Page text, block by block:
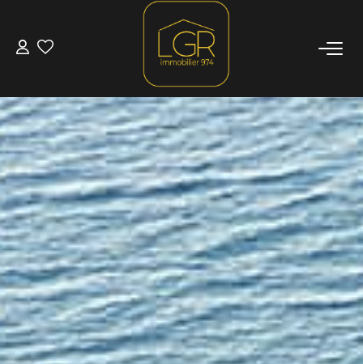
ACHETER
LOUER
LOCATIONS SAISONNIÈRES
ESTIMATION
NOTRE AGENCE
Qui Sommes Nous
Nous Rejoindre